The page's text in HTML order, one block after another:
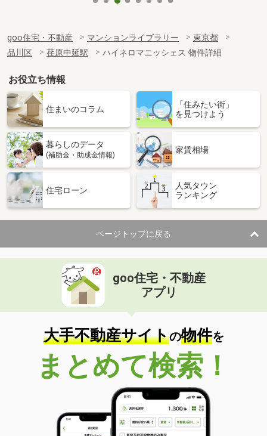
goo住宅・不動産 マンションライブラリー
東京都
品川区
荏原中延駅 ハイネロマニッシェス 物件詳細
お役立ち情報
住まいのコラム
「住みたい街」
を見つけよう
暮らしのデータ
(補助金・助成金情報)
家賃相場
住宅ローン
人気タウン
ランキング
ページトップに戻る
goo住宅・不動産
アプリ
大手不動産サイトの物件を
まとめて検索！